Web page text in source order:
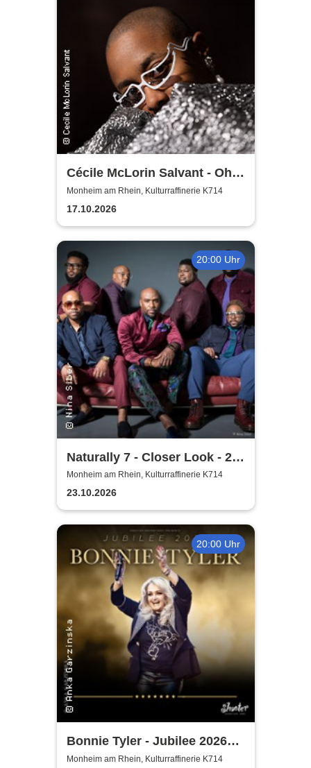
Cécile McLorin Salvant - Oh
Snap - Germany 2026
Monheim am Rhein, Kulturraffinerie K714
17.10.2026
20:00 Uhr
Naturally 7 - Closer Look - 25
Years of Naturally 7
Monheim am Rhein, Kulturraffinerie K714
23.10.2026
20:00 Uhr
Bonnie Tyler - Jubilee 2026
Tournee
Monheim am Rhein, Kulturraffinerie K714